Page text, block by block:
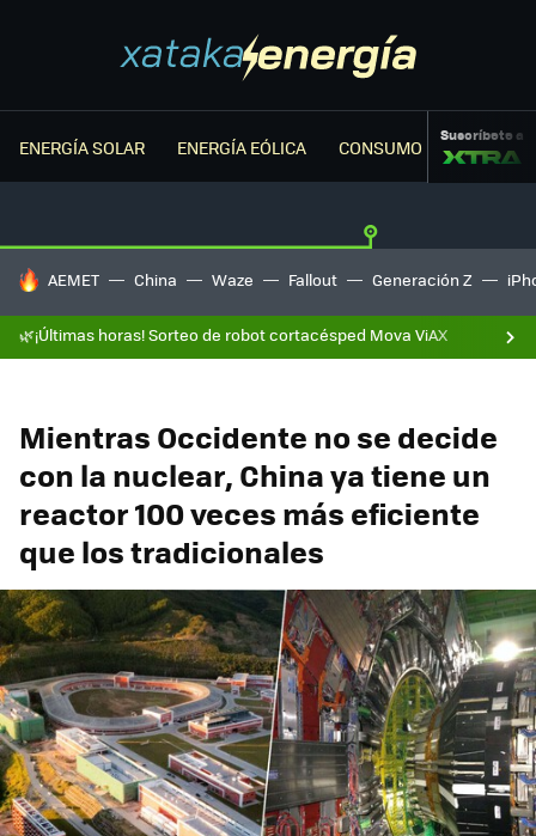
ENERGÍA SOLAR ENERGÍA EÓLICA CONSUMO ENERGÉTICO
Suscríbete a
HOY SE HABLA DE
AEMET China Waze Fallout Generación Z
🌿¡Últimas horas! Sorteo de robot cortacésped Mova ViAX
Mientras Occidente no se decide
con la nuclear, China ya tiene un
reactor 100 veces más eficiente
que los tradicionales